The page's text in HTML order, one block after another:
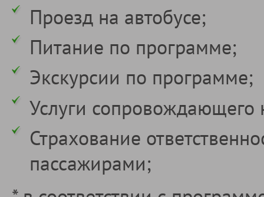
Проезд на автобусе;
Питание по программе;
Экскурсии по программе;
Услуги сопровождающего
Страхование
пассажирами;